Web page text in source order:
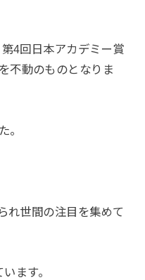
4回日本アカデミー賞
不動のものとなりま
。
れ世間の注目を集めて
ます。